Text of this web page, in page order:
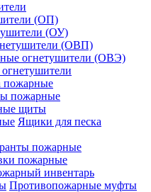
(ОП)
(ОУ)
(ОВП)
огнетушители (ОВЭ)
пожарные
пожарные
щиты
Ящики для песка
пожарные
пожарные
инвентарь
Противопожарные муфты